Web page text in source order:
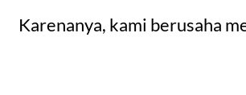
Karenanya, kami berusaha